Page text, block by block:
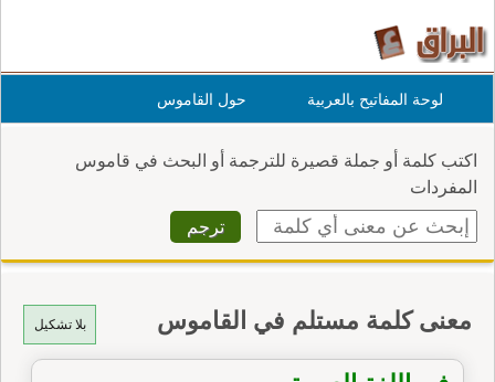
لوحة المفاتيح بالعربية حول القاموس
اكتب كلمة أو جملة قصيرة للترجمة أو البحث في قاموس
المفردات
بلا تشكيل معنى كلمة مستلم في القاموس